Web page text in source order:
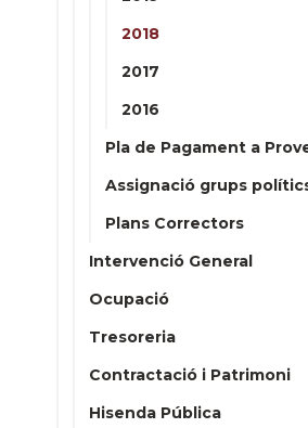
2018
2017
2016
Pla de Pagament a
Assignació grups
Plans Correctors
Intervenció General
Ocupació
Tresoreria
Contractació i Patrimoni
Hisenda Pública